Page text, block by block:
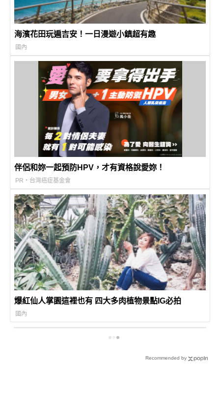
海濱花田玩遍吉安！一日漫遊小鎮超有趣
國內
伴侶和妳一起預防HPV，才有資格說愛妳！
PR・台灣癌症基金會
爆紅仙人掌園這裡也有 四大多肉植物景點IG必拍
國內
Recommended by